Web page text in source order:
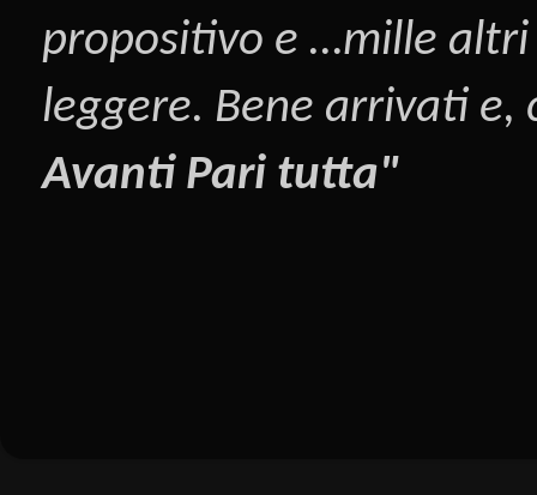
propositivo e …mille
leggere. Bene arrivati e,
Avanti Pari tutta"